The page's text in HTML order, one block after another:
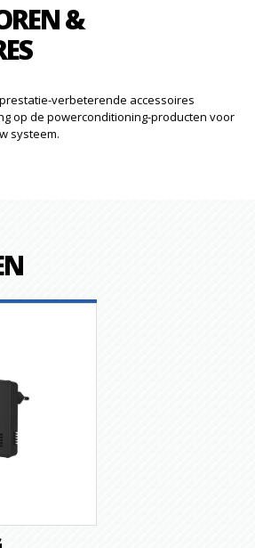
&
verbeterende accessoires
op de powerconditioning-producten voor
systeem.